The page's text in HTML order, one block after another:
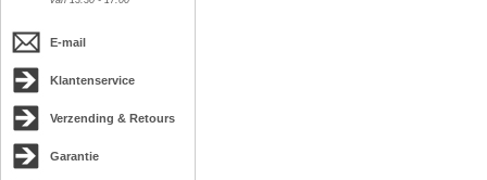
E-mail
Klantenservice
Verzending & Retours
Garantie